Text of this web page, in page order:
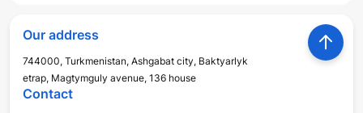
Contact
Our address
744000, Turkmenistan, Ashgabat city, Baktyarlyk
etrap, Magtymguly avenue, 136 house